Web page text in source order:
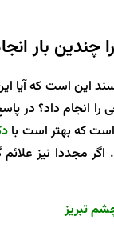
بار
این است که آیا
انجام داد؟ در
است که بهتر است با
اگر مجددا نیز
تبریز